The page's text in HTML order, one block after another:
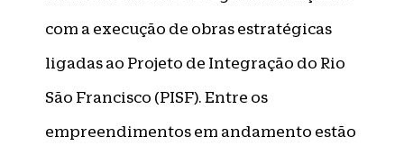
com a execução de obras estratégicas
ligadas ao Projeto de Integração do Rio
São Francisco (PISF). Entre os
empreendimentos em andamento estão